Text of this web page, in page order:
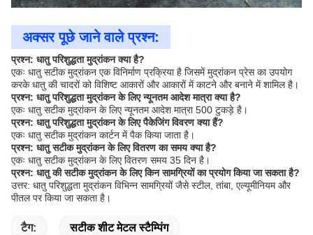
अक्सर पूछे जाने वाले प्रश्न:
प्रश्न: धातु परिशुद्धता मुद्रांकन क्या है?
एकः धातु सटीक मुद्रांकन एक विनिर्माण प्रक्रिया है जिसमें मुद्रांकन प्रेस का उपयोग
करके धातु की चादरों को विशिष्ट आकारों और आकारों में काटने और बनाने में शामिल है।
प्रश्न: धातु परिशुद्धता मुद्रांकन के लिए न्यूनतम आदेश मात्रा क्या है?
एकः धातु सटीक मुद्रांकन के लिए न्यूनतम आदेश मात्रा 500 टुकड़े है।
प्रश्न: धातु परिशुद्धता मुद्रांकन के लिए पैकेजिंग विवरण क्या हैं?
एकः धातु सटीक मुद्रांकन कार्टन में पैक किया जाता है।
प्रश्न: धातु सटीक मुद्रांकन के लिए वितरण का समय क्या है?
एकः धातु सटीक मुद्रांकन के लिए वितरण समय 35 दिन है।
प्रश्न: धातु की सटीक मुद्रांकन के लिए किन सामग्रियों का प्रयोग किया जा सकता है?
उत्तर: धातु परिशुद्धता मुद्रांकन विभिन्न सामग्रियों जैसे स्टील, तांबा, एल्यूमीनियम और
पीतल पर किया जा सकता है।
टैग: सटीक शीट मेटल स्टैम्पिंग